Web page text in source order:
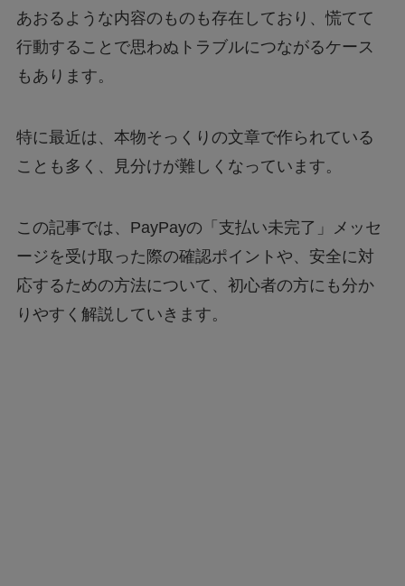
あおるような内容のものも存在しており、慌てて
行動することで思わぬトラブルにつながるケース
もあります。
特に最近は、本物そっくりの文章で作られている
ことも多く、見分けが難しくなっています。
この記事では、PayPayの「支払い未完了」メッセ
ージを受け取った際の確認ポイントや、安全に対
応するための方法について、初心者の方にも分か
りやすく解説していきます。